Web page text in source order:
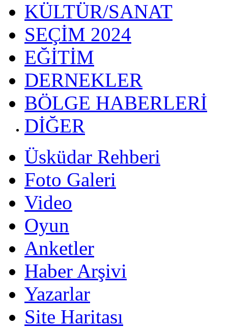
KÜLTÜR/SANAT
SEÇİM 2024
EĞİTİM
DERNEKLER
BÖLGE HABERLERİ
DİĞER
Üsküdar Rehberi
Foto Galeri
Video
Oyun
Anketler
Haber Arşivi
Yazarlar
Site Haritası